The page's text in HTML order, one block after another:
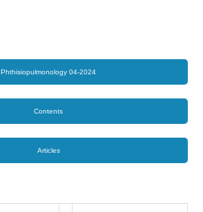
Phthisiopulmonology 04-2024
Contents
Articles